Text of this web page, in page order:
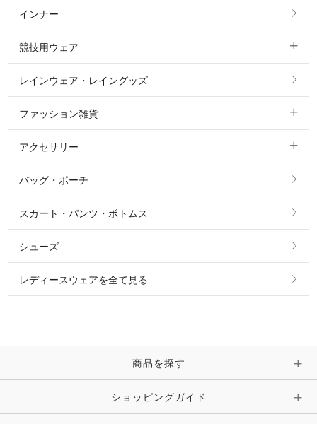
ニーグリップ・膝革 キュロット
ポロシャツ
カットソー・Tシャツ・タンクトップ
ニット・セーター
シャツ・ブラウス・ワンピース
すべてのアウター
コート
ジャケット・ブルゾン
インナー
競技用ウェア
すべての競技用ウェア
ショージャケット
ショーシャツ
レインウェア・レイングッズ
ファッション雑貨
すべてのファッション雑貨
ソックス
ベルト
時計・財布・キーケース・革小物
キーホルダー・チャーム・ストラップ
アクセサリー
すべてのアクセサリー
リング
ピアス・イヤリング
ピン・ブローチ・コサージュ
その他 アクセサリー
バッグ・ポーチ
スカート・パンツ・ボトムス
シューズ
レディースウェアを全て見る
商品を探す
ショッピングガイド